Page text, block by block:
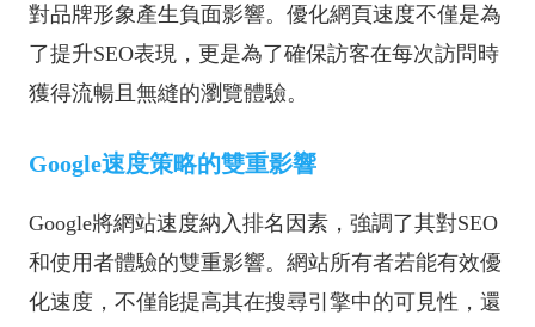
對品牌形象產生負面影響。優化網頁速度不僅是為
了提升SEO表現，更是為了確保訪客在每次訪問時
獲得流暢且無縫的瀏覽體驗。
Google速度策略的雙重影響
Google將網站速度納入排名因素，強調了其對SEO
和使用者體驗的雙重影響。網站所有者若能有效優
化速度，不僅能提高其在搜尋引擎中的可見性，還